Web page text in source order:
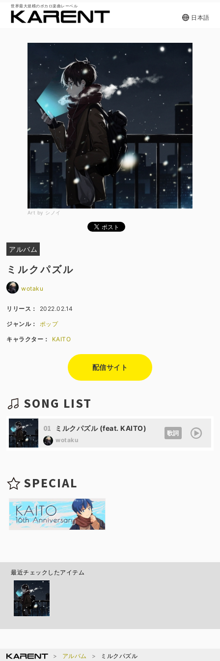
世界最大規模のボカロ楽曲レーベル
日本語
Art by シノイ
アルバム
ミルクパズル
wotaku
リリース： 2022.02.14
ジャンル： ポップ
キャラクター： KAITO
配信サイト
SONG LIST
01 ミルクパズル (feat. KAITO)
wotaku
歌詞
SPECIAL
最近チェックしたアイテム
アルバム ミルクパズル